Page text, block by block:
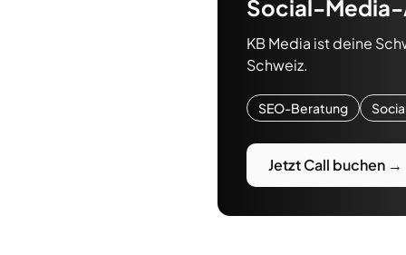
Social-
KB Media ist deine
Schweiz.
SEO-Beratung
Jetzt Call buchen →